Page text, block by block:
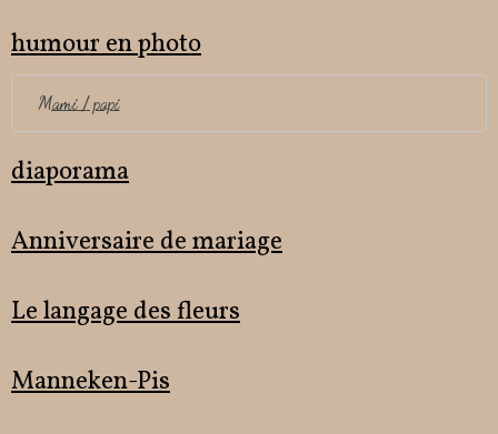
humour en photo
Mami / papi
diaporama
Anniversaire de mariage
Le langage des fleurs
Manneken-Pis